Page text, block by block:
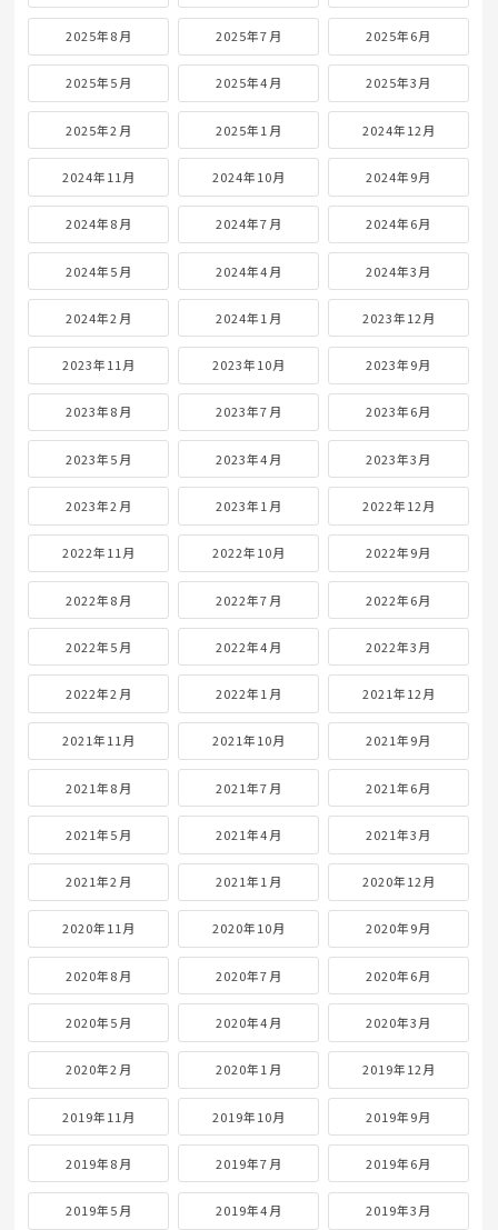
2025年8月 2025年7月 2025年6月
2025年5月 2025年4月 2025年3月
2025年2月 2025年1月 2024年12月
2024年11月 2024年10月 2024年9月
2024年8月 2024年7月 2024年6月
2024年5月 2024年4月 2024年3月
2024年2月 2024年1月 2023年12月
2023年11月 2023年10月 2023年9月
2023年8月 2023年7月 2023年6月
2023年5月 2023年4月 2023年3月
2023年2月 2023年1月 2022年12月
2022年11月 2022年10月 2022年9月
2022年8月 2022年7月 2022年6月
2022年5月 2022年4月 2022年3月
2022年2月 2022年1月 2021年12月
2021年11月 2021年10月 2021年9月
2021年8月 2021年7月 2021年6月
2021年5月 2021年4月 2021年3月
2021年2月 2021年1月 2020年12月
2020年11月 2020年10月 2020年9月
2020年8月 2020年7月 2020年6月
2020年5月 2020年4月 2020年3月
2020年2月 2020年1月 2019年12月
2019年11月 2019年10月 2019年9月
2019年8月 2019年7月 2019年6月
2019年5月 2019年4月 2019年3月